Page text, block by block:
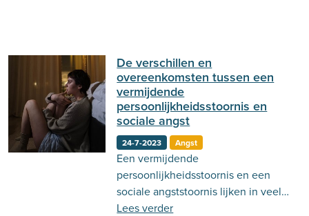
het kan hebben in het volwassen
leven!
De verschillen en
overeenkomsten tussen een
vermijdende
persoonlijkheidsstoornis en
sociale angst
24-7-2023 Angst
Een vermijdende
persoonlijkheidsstoornis en een
sociale angststoornis lijken in veel
aspecten op elkaar, maar er zijn ook
Lees verder